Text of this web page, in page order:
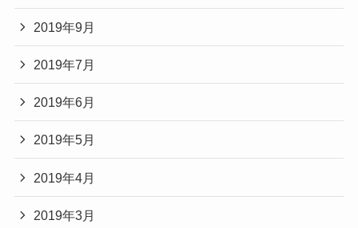
2019年9月
2019年7月
2019年6月
2019年5月
2019年4月
2019年3月